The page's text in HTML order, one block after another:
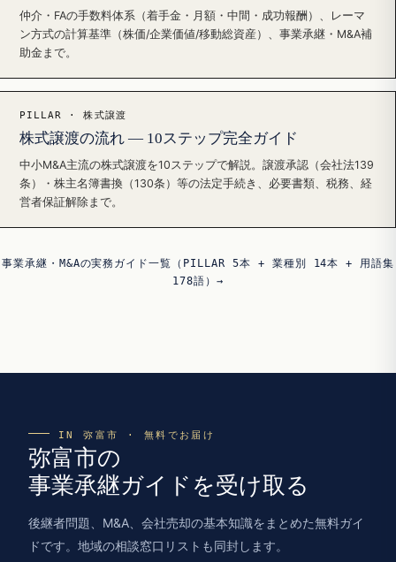
仲介・FAの手数料体系（着手金・月額・中間・成功報酬）、レーマ
ン方式の計算基準（株価/企業価値/移動総資産）、事業承継・M&A補
助金まで。
PILLAR · 株式譲渡
株式譲渡の流れ — 10ステップ完全ガイド
中小M&A主流の株式譲渡を10ステップで解説。譲渡承認（会社法139
条）・株主名簿書換（130条）等の法定手続き、必要書類、税務、経
営者保証解除まで。
事業承継・M&Aの実務ガイド一覧（PILLAR 5本 + 業種別 14本 + 用語集
178語）→
IN 弥富市 · 無料でお届け
弥富市の
事業承継ガイドを受け取る
後継者問題、M&A、会社売却の基本知識をまとめた無料ガイ
ドです。地域の相談窓口リストも同封します。